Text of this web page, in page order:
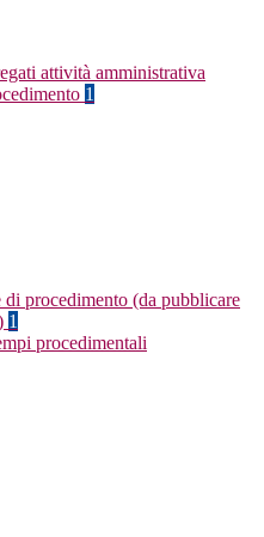
attività amministrativa
1
procedimento (da pubblicare
1
procedimentali